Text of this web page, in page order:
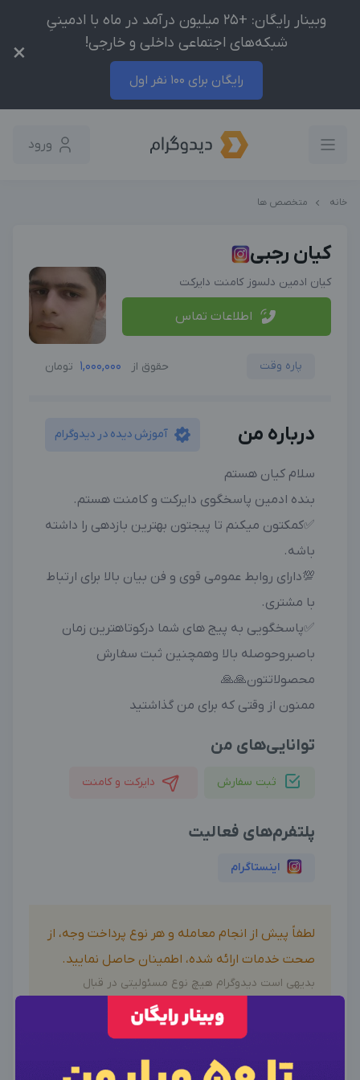
وبینار رایگان: +25 میلیون درآمد در ماه با ادمینیِ
شبکه‌های اجتماعی داخلی و خارجی!
رایگان برای 100 نفر اول
×
ورود
خانه متخصص ها
کیان رجبی
کیان ادمین دلسوز کامنت دایرکت
اطلاعات تماس
پاره وقت حقوق از 1,000,000 تومان
درباره من آموزش دیده در دیدوگرام
سلام کیان هستم
بنده ادمین پاسخگوی دایرکت و کامنت هستم.
✅️کمکتون میکنم تا پیجتون بهترین بازدهی را داشته
باشه.
💯دارای روابط عمومی قوی و فن بیان بالا برای ارتباط
با مشتری.
✅پاسخگویی به پیج های شما درکوتاهترین زمان
باصبروحوصله بالا وهمچنین ثبت سفارش
محصولاتتون🙏🙏
ممنون از وقتی که برای من گذاشتید
توانایی‌های من
ثبت سفارش دایرکت و کامنت
پلتفرم‌های فعالیت
اینستاگرام
لطفاً پیش از انجام معامله و هر نوع پرداخت وجه، از
صحت خدمات ارائه شده، اطمینان حاصل نمایید.
بدیهی است دیدوگرام هیچ نوع مسئولیتی در قبال
اظهارات آگهی نداشته و صحت موارد ذکر شده در آگهی، بر
عهده فرد آگهی دهنده می باشد.
اطلاعات تماس
ورود به حساب کاربری